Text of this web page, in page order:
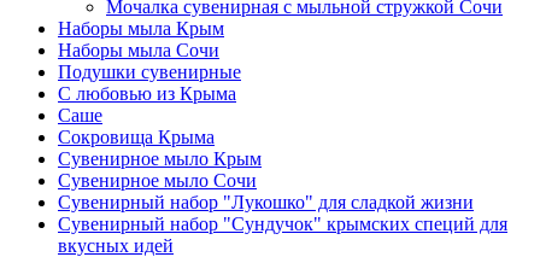
Мочалка сувенирная с мыльной стружкой Сочи
Наборы мыла Крым
Наборы мыла Сочи
Подушки сувенирные
С любовью из Крыма
Саше
Сокровища Крыма
Сувенирное мыло Крым
Сувенирное мыло Сочи
Сувенирный набор "Лукошко" для сладкой жизни
Сувенирный набор "Сундучок" крымских специй для
вкусных идей